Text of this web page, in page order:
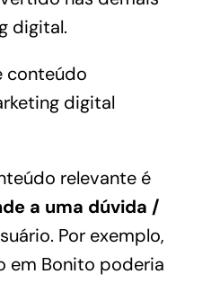
digital.
relevante é
a uma dúvida /
Por exemplo,
em Bonito poderia